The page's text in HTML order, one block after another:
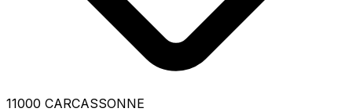
11000 CARCASSONNE